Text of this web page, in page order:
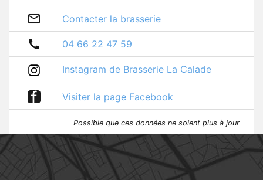
mail_outline Contacter la brasserie
call 04 66 22 47 59
Instagram de Brasserie La Calade
f Visiter la page Facebook
Possible que ces données ne soient plus à jour